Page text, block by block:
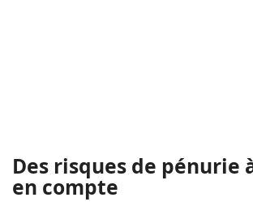
Des risques de pénurie
en compte